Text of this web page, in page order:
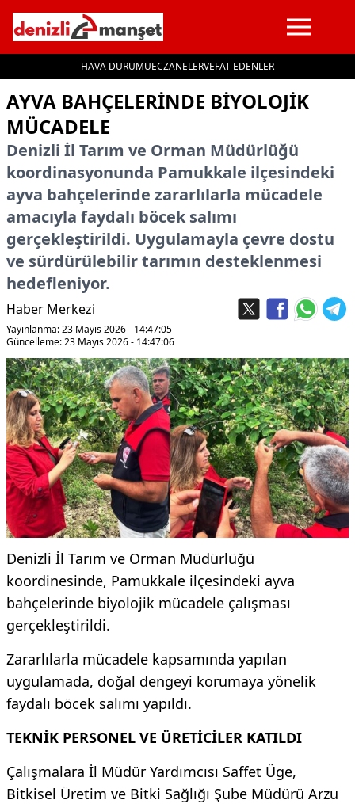
HAVA DURUMUECZANELERVEFAT EDENLER
AYVA BAHÇELERİNDE BİYOLOJİK
MÜCADELE
Denizli İl Tarım ve Orman Müdürlüğü
koordinasyonunda Pamukkale ilçesindeki
ayva bahçelerinde zararlılarla mücadele
amacıyla faydalı böcek salımı
gerçekleştirildi. Uygulamayla çevre dostu
ve sürdürülebilir tarımın desteklenmesi
hedefleniyor.
Haber Merkezi
Yayınlanma: 23 Mayıs 2026 - 14:47:05
Güncelleme: 23 Mayıs 2026 - 14:47:06
Denizli İl Tarım ve Orman Müdürlüğü
koordinesinde, Pamukkale ilçesindeki ayva
bahçelerinde biyolojik mücadele çalışması
gerçekleştirildi.
Zararlılarla mücadele kapsamında yapılan
uygulamada, doğal dengeyi korumaya yönelik
faydalı böcek salımı yapıldı.
TEKNİK PERSONEL VE ÜRETİCİLER KATILDI
Çalışmalara İl Müdür Yardımcısı Saffet Üge,
Bitkisel Üretim ve Bitki Sağlığı Şube Müdürü Arzu